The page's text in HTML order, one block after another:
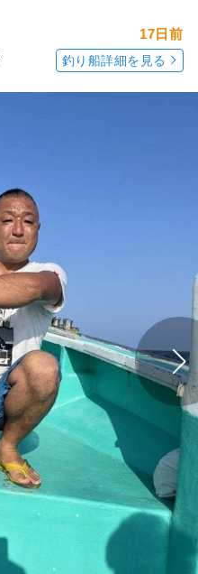
17日前
釣り船詳細を見る